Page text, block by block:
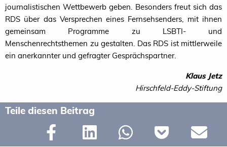
journalistischen Wettbewerb geben. Besonders freut sich das
RDS über das Versprechen eines Fernsehsenders, mit ihnen
gemeinsam Programme zu LSBTI-und
Menschenrechtsthemen zu gestalten. Das RDS ist mittlerweile
ein anerkannter und gefragter Gesprächspartner.
Klaus Jetz
Hirschfeld-Eddy-Stiftung
Teile diesen Beitrag